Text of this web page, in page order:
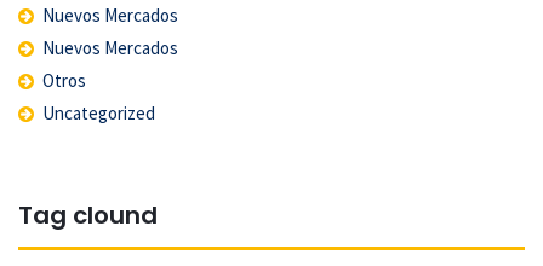
Nuevos Mercados
Nuevos Mercados
Otros
Uncategorized
Tag clound